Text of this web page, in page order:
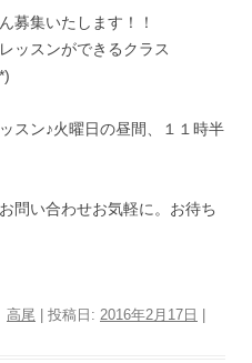
募集いたします！！
ッスンができるクラス
スン♪火曜日の昼間、１１時半
問い合わせお気軽に。お待ち
高尾 | 投稿日: 2016年2月17日